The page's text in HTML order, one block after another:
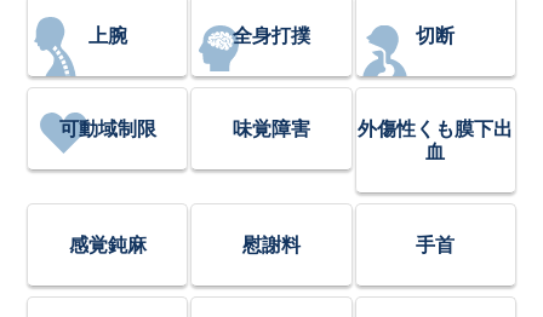
上腕 全身打撲 切断
可動域制限 味覚障害
外傷性くも膜下出
血
感覚鈍麻 慰謝料 手首